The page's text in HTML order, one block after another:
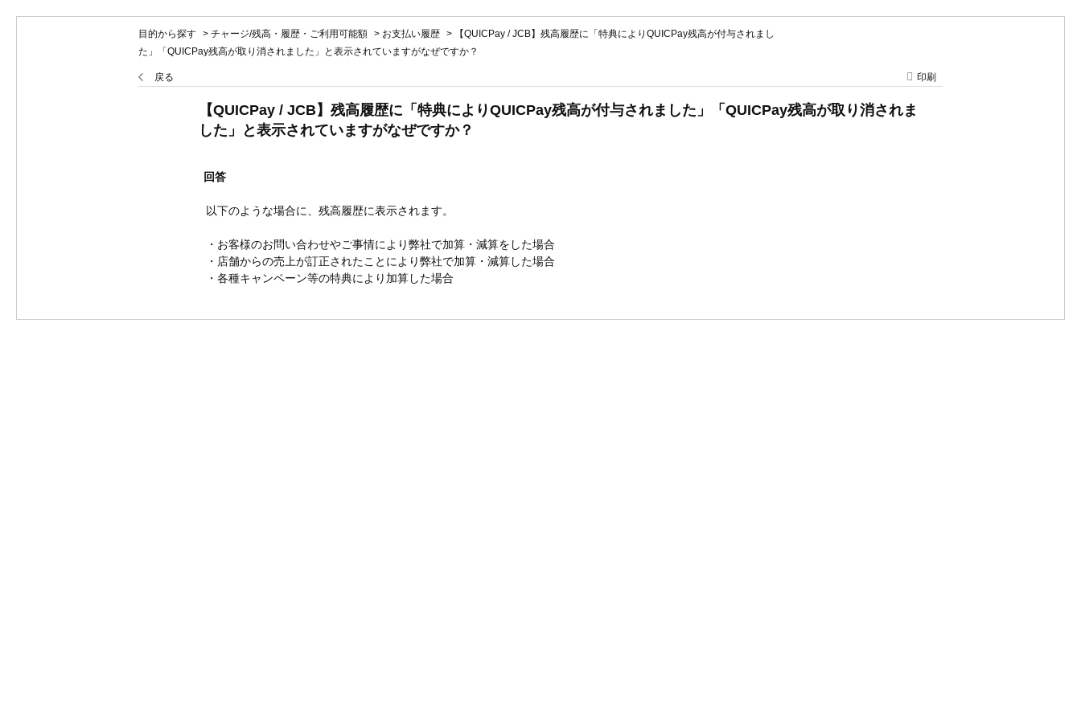
目的から探す > チャージ/残高・履歴・ご利用可能額 > お支払い履歴 >
【QUICPay / JCB】残高履歴に「特典によりQUICPay残高が付与されまし
た」「QUICPay残高が取り消されました」と表示されていますがなぜですか？
戻る 印刷
【QUICPay / JCB】残高履歴に「特典によりQUICPay残高が付与されました」「QUICPay残高が取り消されま
した」と表示されていますがなぜですか？
回答
以下のような場合に、残高履歴に表示されます。
・お客様のお問い合わせやご事情により弊社で加算・減算をした場合
・店舗からの売上が訂正されたことにより弊社で加算・減算した場合
・各種キャンペーン等の特典により加算した場合